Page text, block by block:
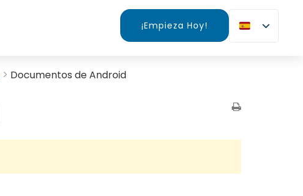
¡Empieza Hoy!
Documentos de Android